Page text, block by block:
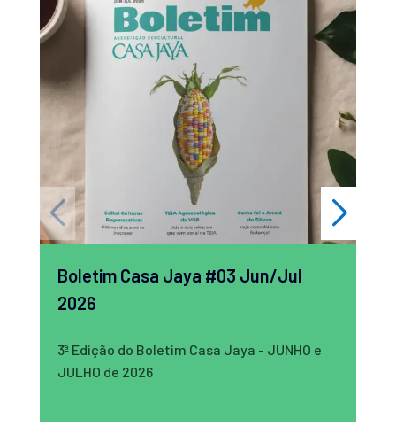
Boletim Casa Jaya #03 Jun/Jul
2026
3ª Edição do Boletim Casa Jaya - JUNHO e
JULHO de 2026